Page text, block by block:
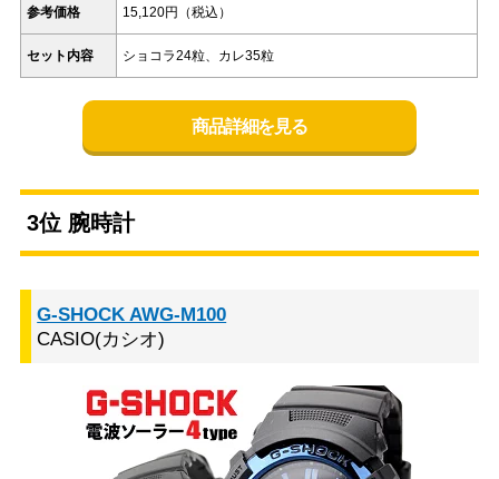
参考価格 15,120円（税込）
セット内容 ショコラ24粒、カレ35粒
商品詳細を見る
3位 腕時計
G-SHOCK AWG-M100
CASIO(カシオ)